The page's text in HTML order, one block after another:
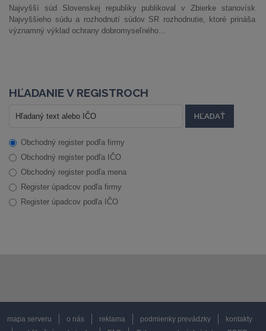
Najvyšší súd Slovenskej republiky publikoval v Zbierke stanovísk
Najvyššieho súdu a rozhodnutí súdov SR rozhodnutie, ktoré prináša
významný výklad ochrany dobromyseľného...
HĽADANIE V REGISTROCH
Obchodný register podľa firmy
Obchodný register podľa IČO
Obchodný register podľa mena
Register úpadcov podľa firmy
Register úpadcov podľa IČO
mapa serveru o nás reklama podmienky prevádzky
kontakty